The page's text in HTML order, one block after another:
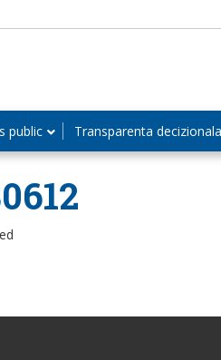
public Transparenta decizionala